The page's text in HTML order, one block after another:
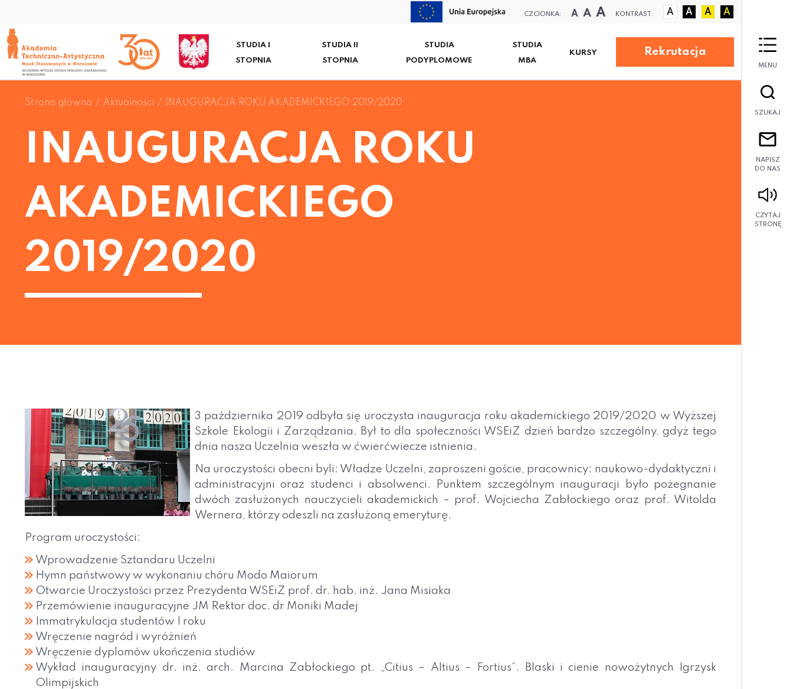
CZCIONKA: A A A KONTRAST: A A A A
STUDIA I
STOPNIA
STUDIA II
STOPNIA
STUDIA
PODYPLOMOWE
STUDIA
MBA
KURSY Rekrutacja
MENU
SZUKAJ
NAPISZ
DO NAS
CZYTAJ
STRONĘ
Strona główna Aktualności INAUGURACJA ROKU AKADEMICKIEGO 2019/2020
INAUGURACJA ROKU
AKADEMICKIEGO
2019/2020
3 października 2019 odbyła się uroczysta inauguracja roku akademickiego 2019/2020 w Wyższej
Szkole Ekologii i Zarządzania. Był to dla społeczności WSEiZ dzień bardzo szczególny, gdyż tego
dnia nasza Uczelnia weszła w ćwierćwiecze istnienia.
Na uroczystości obecni byli: Władze Uczelni, zaproszeni goście, pracownicy: naukowo-dydaktyczni i
administracyjni oraz studenci i absolwenci. Punktem szczególnym inauguracji było pożegnanie
dwóch zasłużonych nauczycieli akademickich – prof. Wojciecha Zabłockiego oraz prof. Witolda
Wernera, którzy odeszli na zasłużoną emeryturę.
Program uroczystości:
Wprowadzenie Sztandaru Uczelni
Hymn państwowy w wykonaniu chóru Modo Maiorum
Otwarcie Uroczystości przez Prezydenta WSEiZ prof. dr. hab. inż. Jana Misiaka
Przemówienie inauguracyjne JM Rektor doc. dr Moniki Madej
Immatrykulacja studentów I roku
Wręczenie nagród i wyróżnień
Wręczenie dyplomów ukończenia studiów
Wykład inauguracyjny dr. inż. arch. Marcina Zabłockiego pt. „Citius – Altius – Fortius”. Blaski i cienie nowożytnych Igrzysk
Olimpijskich